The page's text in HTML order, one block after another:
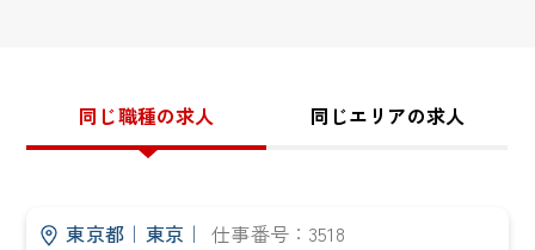
同じ職種の求人 同じエリアの求人
東京都｜ 東京 ｜ 仕事番号：3518